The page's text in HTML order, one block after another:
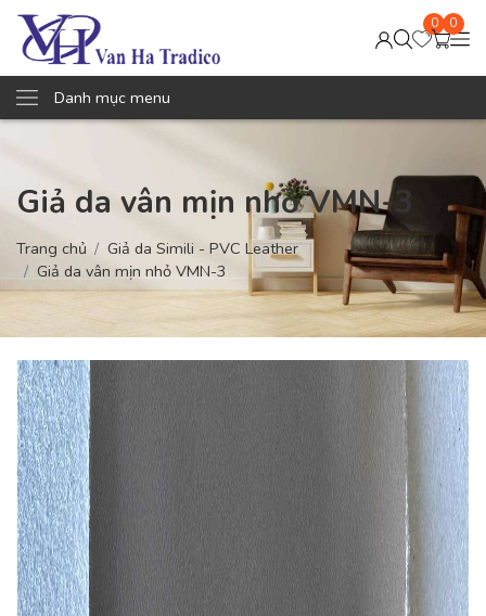
0 0
Danh mục menu
Giả da vân mịn nhỏ VMN-3
Trang chủ
Giả da Simili - PVC Leather
Giả da vân mịn nhỏ VMN-3